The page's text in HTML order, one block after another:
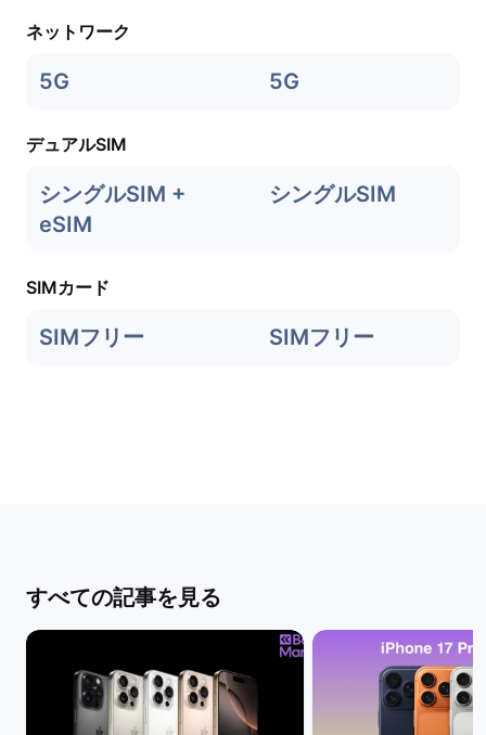
ネットワーク
5G 5G
デュアルSIM
シングルSIM +
eSIM
シングルSIM
SIMカード
SIMフリー SIMフリー
すべての記事を見る